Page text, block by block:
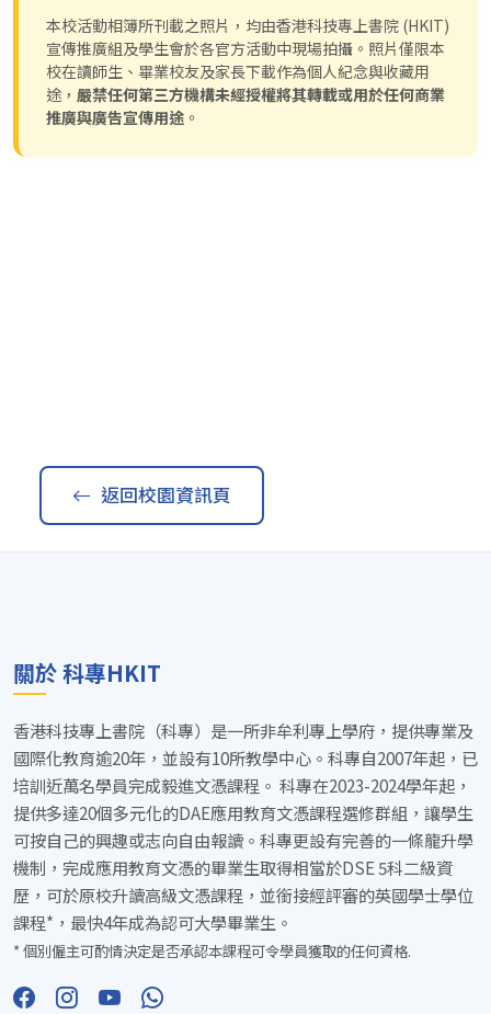
本校活動相簿所刊載之照片，均由香港科技專上書院 (HKIT)
宣傳推廣組及學生會於各官方活動中現場拍攝。照片僅限本
校在讀師生、畢業校友及家長下載作為個人紀念與收藏用
途， 嚴禁任何第三方機構未經授權將其轉載或用於任何商業
推廣與廣告宣傳用途 。
返回校園資訊頁
關於 科專HKIT
香港科技專上書院（科專）是一所非牟利專上學府，提供專業及
國際化教育逾20年，並設有10所教學中心。科專自2007年起，已
培訓近萬名學員完成毅進文憑課程。 科專在2023-2024學年起，
提供多達20個多元化的DAE應用教育文憑課程選修群組，讓學生
可按自己的興趣或志向自由報讀。科專更設有完善的一條龍升學
機制，完成應用教育文憑的畢業生取得相當於DSE 5科二級資
歷，可於原校升讀高級文憑課程，並銜接經評審的英國學士學位
課程*，最快4年成為認可大學畢業生。
* 個別僱主可酌情決定是否承認本課程可令學員獲取的任何資格.